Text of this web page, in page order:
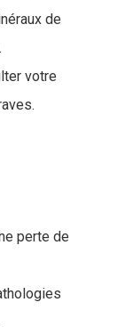
de
votre
perte de